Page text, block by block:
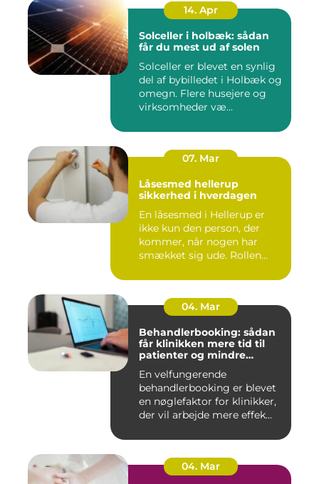
14. Apr
Solceller i holbæk: sådan
får du mest ud af solen
Solceller er blevet en synlig
del af bybilledet i Holbæk og
omegn. Flere husejere og
virksomheder væ...
07. Mar
Låsesmed hellerup
sikkerhed i hverdagen
En låsesmed i Hellerup er
ikke kun den person, der
kommer, når nogen har
smækket sig ude. Rollen
04. Mar
Behandlerbooking: sådan
får klinikken mere tid til
patienter og mindre
En velfungerende
behandlerbooking er blevet
en nøglefaktor for klinikker,
der vil arbejde mere effek...
04. Mar